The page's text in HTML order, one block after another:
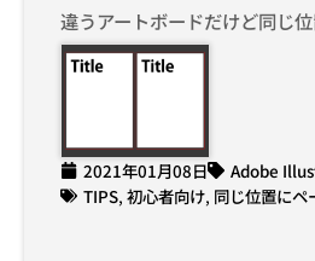
違うアートボードだけど同じ位
2021年01月08日
Adobe
TIPS, 初心者向け, 同じ位置にペ